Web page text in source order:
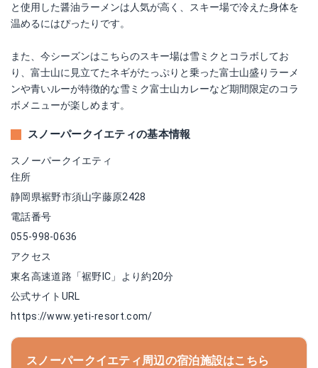
と使用した醤油ラーメンは人気が高く、スキー場で冷えた身体を
温めるにはぴったりです。
また、今シーズンはこちらのスキー場は雪ミクとコラボしてお
り、富士山に見立てたネギがたっぷりと乗った富士山盛りラーメ
ンや青いルーが特徴的な雪ミク富士山カレーなど期間限定のコラ
ボメニューが楽しめます。
スノーパークイエティの基本情報
スノーパークイエティ
住所
静岡県裾野市須山字藤原2428
電話番号
055-998-0636
アクセス
東名高速道路「裾野IC」より約20分
公式サイトURL
https://www.yeti-resort.com/
スノーパークイエティ周辺の宿泊施設はこちら